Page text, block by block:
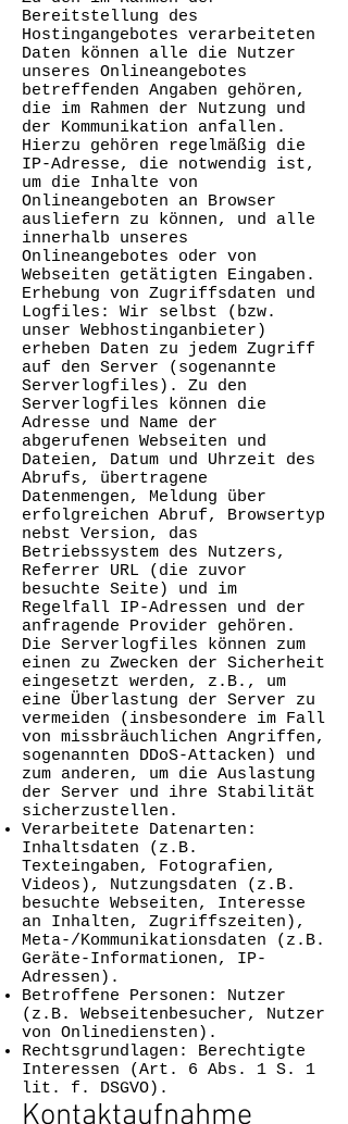
Bereitstellung des
Hostingangebotes verarbeiteten
Daten können alle die Nutzer
unseres Onlineangebotes
betreffenden Angaben gehören,
die im Rahmen der Nutzung und
der Kommunikation anfallen.
Hierzu gehören regelmäßig die
IP-Adresse, die notwendig ist,
um die Inhalte von
Onlineangeboten an Browser
ausliefern zu können, und alle
innerhalb unseres
Onlineangebotes oder von
Webseiten getätigten Eingaben.
Erhebung von Zugriffsdaten und
Logfiles: Wir selbst (bzw.
unser Webhostinganbieter)
erheben Daten zu jedem Zugriff
auf den Server (sogenannte
Serverlogfiles). Zu den
Serverlogfiles können die
Adresse und Name der
abgerufenen Webseiten und
Dateien, Datum und Uhrzeit des
Abrufs, übertragene
Datenmengen, Meldung über
erfolgreichen Abruf, Browsertyp
nebst Version, das
Betriebssystem des Nutzers,
Referrer URL (die zuvor
besuchte Seite) und im
Regelfall IP-Adressen und der
anfragende Provider gehören.
Die Serverlogfiles können zum
einen zu Zwecken der Sicherheit
eingesetzt werden, z.B., um
eine Überlastung der Server zu
vermeiden (insbesondere im Fall
von missbräuchlichen Angriffen,
sogenannten DDoS-Attacken) und
zum anderen, um die Auslastung
der Server und ihre Stabilität
sicherzustellen.
Verarbeitete Datenarten:
Inhaltsdaten (z.B.
Texteingaben, Fotografien,
Videos), Nutzungsdaten (z.B.
besuchte Webseiten, Interesse
an Inhalten, Zugriffszeiten),
Meta-/Kommunikationsdaten (z.B.
Geräte-Informationen, IP-
Adressen).
Betroffene Personen: Nutzer
(z.B. Webseitenbesucher, Nutzer
von Onlinediensten).
Rechtsgrundlagen: Berechtigte
Interessen (Art. 6 Abs. 1 S. 1
lit. f. DSGVO).
Kontaktaufnahme